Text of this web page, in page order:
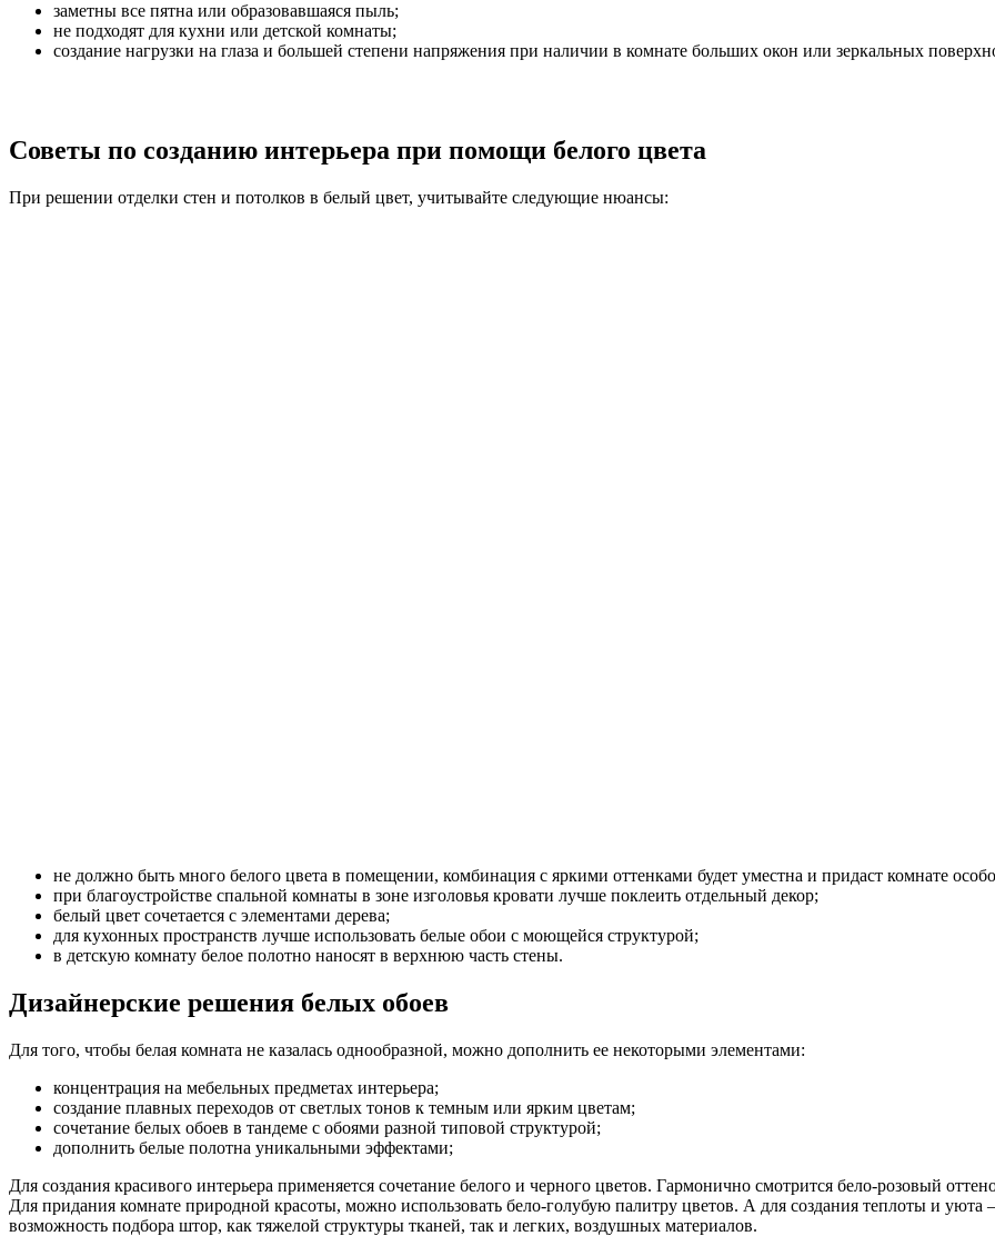
заметны все пятна или образовавшаяся пыль;
не подходят для кухни или детской комнаты;
создание нагрузки на глаза и большей степени напряжения при наличии в комнате больших окон или зеркальных
Советы по созданию интерьера при помощи белого цвета
При решении отделки стен и потолков в белый цвет, учитывайте следующие нюансы:
не должно быть много белого цвета в помещении, комбинация с яркими оттенками будет уместна и придаст комнате
при благоустройстве спальной комнаты в зоне изголовья кровати лучше поклеить отдельный декор;
белый цвет сочетается с элементами дерева;
для кухонных пространств лучше использовать белые обои с моющейся структурой;
в детскую комнату белое полотно наносят в верхнюю часть стены.
Дизайнерские решения белых обоев
Для того, чтобы белая комната не казалась однообразной, можно дополнить ее некоторыми элементами:
концентрация на мебельных предметах интерьера;
создание плавных переходов от светлых тонов к темным или ярким цветам;
сочетание белых обоев в тандеме с обоями разной типовой структурой;
дополнить белые полотна уникальными эффектами;
Для создания красивого интерьера применяется сочетание белого и черного цветов. Гармонично смотрится бело-розовый
Для придания комнате природной красоты, можно использовать бело-голубую палитру цветов. А для создания теплоты и
возможность подбора штор, как тяжелой структуры тканей, так и легких, воздушных материалов.